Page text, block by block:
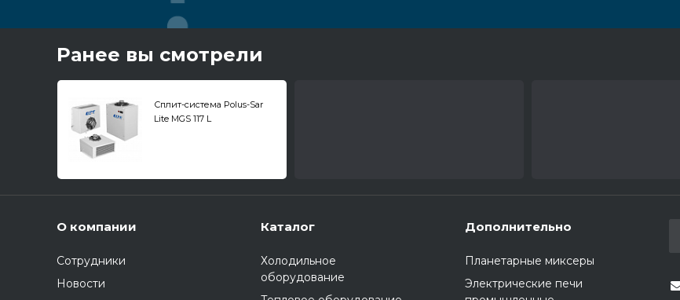
Ранее вы смотрели
Сплит-система Polus-Sar
Lite MGS 117 L
О компании
Сотрудники
Новости
Каталог
Холодильное
оборудование
Дополнительно
Планетарные миксеры
Электрические печи